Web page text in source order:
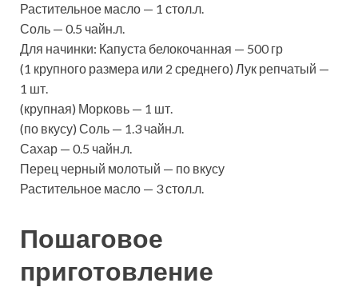
Растительное масло — 1 стол.л.
Соль — 0.5 чайн.л.
Для начинки: Капуста белокочанная — 500 гр
(1 крупного размера или 2 среднего) Лук репчатый —
1 шт.
(крупная) Морковь — 1 шт.
(по вкусу) Соль — 1.3 чайн.л.
Сахар — 0.5 чайн.л.
Перец черный молотый — по вкусу
Растительное масло — 3 стол.л.
Пошаговое
приготовление